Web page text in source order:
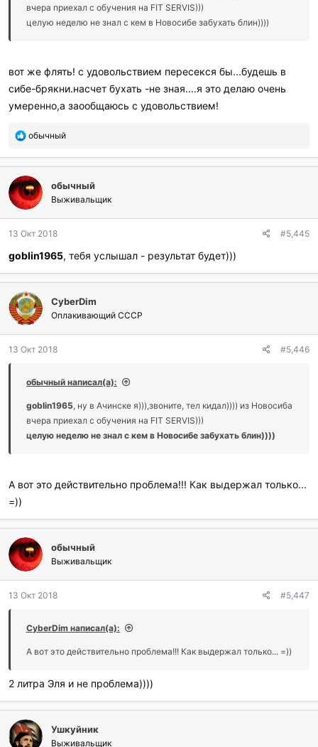
вчера приехал с обучения на FIT SERVIS)))
целую неделю не знал с кем в Новосибе забухать блин))))
вот же флять! с удовольствием пересекся бы...будешь в
сибе-брякни.насчет бухать -не зная....я это делаю очень
умеренно,а заообщаюсь с удовольствием!
П
б
л
а
г
о
а
р
и
л
:
обычный
обычный
Выживальщик
13 Окт 2018 #5,445
goblin1965, тебя услышал - результат будет)))
CyberDim
Оплакивающий СССР
13 Окт 2018 #5,446
обычный написал(а):
goblin1965, ну в Ачинске я))),звоните, тел кидал)))) из Новосиба
вчера приехал с обучения на FIT SERVIS)))
целую неделю не знал с кем в Новосибе забухать блин))))
А вот это действительно проблема!!! Как выдержал только...
=))
обычный
Выживальщик
13 Окт 2018 #5,447
CyberDim написал(а):
А вот это действительно проблема!!! Как выдержал только... =))
2 литра Эля и не проблема))))
Ушкуйник
Выживальщик